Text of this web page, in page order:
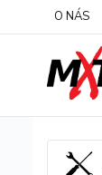
O NÁS